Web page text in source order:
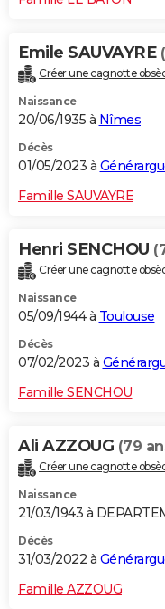
Emile SAUVAYRE
Créer une cagnotte
Naissance
20/06/1935 à Nîmes
Décès
01/05/2023 à
Famille SAUVAYRE
Henri SENCHOU
Créer une cagnotte
Naissance
05/09/1944 à Toulouse
Décès
07/02/2023 à
Famille SENCHOU
Ali AZZOUG (79
Créer une cagnotte
Naissance
21/03/1943 à
Décès
31/03/2022 à
Famille AZZOUG